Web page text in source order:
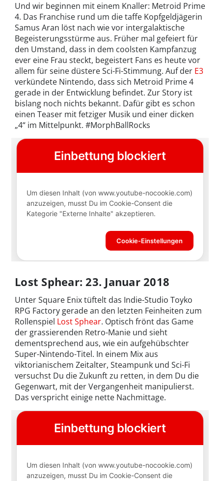
Und wir beginnen mit einem Knaller: Metroid Prime
4. Das Franchise rund um die taffe Kopfgeldjägerin
Samus Aran löst nach wie vor intergalaktische
Begeisterungsstürme aus. Früher mal gefeiert für
den Umstand, dass in dem coolsten Kampfanzug
ever eine Frau steckt, begeistert Fans es heute vor
allem für seine düstere Sci-Fi-Stimmung. Auf der E3
verkündete Nintendo, dass sich Metroid Prime 4
gerade in der Entwicklung befindet. Zur Story ist
bislang noch nichts bekannt. Dafür gibt es schon
einen Teaser mit fetziger Musik und einer dicken
„4“ im Mittelpunkt. #MorphBallRocks
Lost Sphear: 23. Januar 2018
Unter Square Enix tüftelt das Indie-Studio Toyko
RPG Factory gerade an den letzten Feinheiten zum
Rollenspiel Lost Sphear. Optisch frönt das Game
der grassierenden Retro-Manie und sieht
dementsprechend aus, wie ein aufgehübschter
Super-Nintendo-Titel. In einem Mix aus
viktorianischem Zeitalter, Steampunk und Sci-Fi
versuchst Du die Zukunft zu retten, in dem Du die
Gegenwart, mit der Vergangenheit manipulierst.
Das verspricht einige nette Nachmittage.